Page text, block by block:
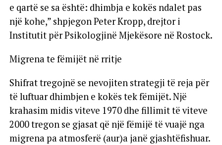
e qartë se sa është: dhimbja e kokës ndalet pas
një kohe,” shpjegon Peter Kropp, drejtor i
Institutit për Psikologjinë Mjekësore në Rostock.
Migrena te fëmijët në rritje
Shifrat tregojnë se nevojiten strategji të reja për
të luftuar dhimbjen e kokës tek fëmijët. Një
krahasim midis viteve 1970 dhe fillimit të viteve
2000 tregon se gjasat që një fëmijë të vuajë nga
migrena pa atmosferë (aur)a janë gjashtëfishuar.